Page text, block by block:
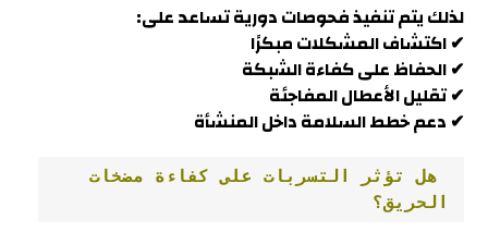
لذلك يتم تنفيذ فحوصات دورية تساعد على:
✔ اكتشاف المشكلات مبكرًا
✔ الحفاظ على كفاءة الشبكة
✔ تقليل الأعطال المفاجئة
✔ دعم خطط السلامة داخل المنشأة
الحريق؟